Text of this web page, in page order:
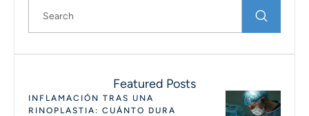
Featured Posts
INFLAMACIÓN TRAS UNA
RINOPLASTIA: CUÁNTO DURA